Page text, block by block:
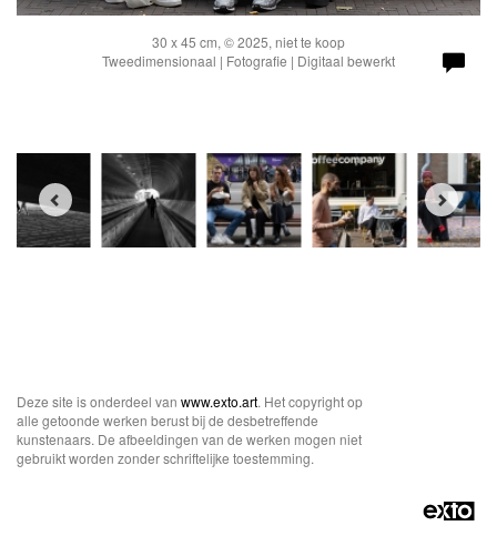
30 x 45 cm, © 2025, niet te koop
Tweedimensionaal | Fotografie | Digitaal bewerkt
Deze site is onderdeel van www.exto.art. Het copyright op
alle getoonde werken berust bij de desbetreffende
kunstenaars. De afbeeldingen van de werken mogen niet
gebruikt worden zonder schriftelijke toestemming.